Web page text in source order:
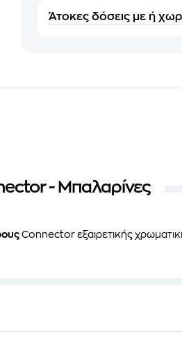
Άτοκες δόσεις με ή
- Μπαλαρίνες
Connector εξαιρετικής